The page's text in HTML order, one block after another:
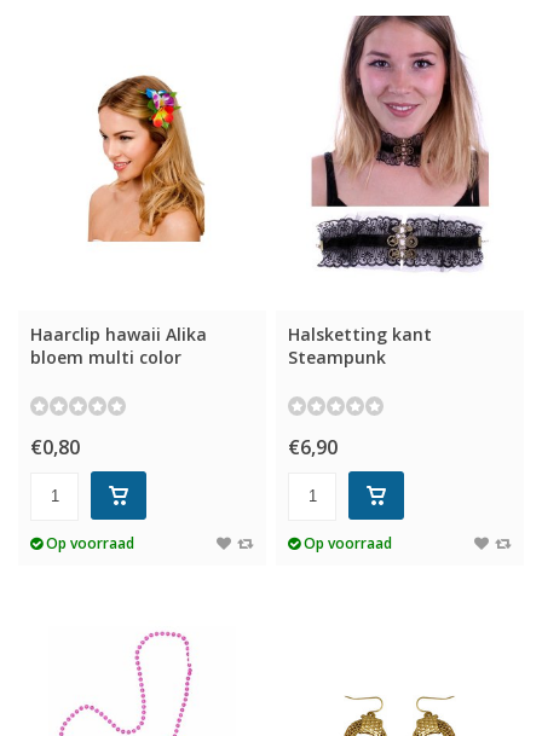
Haarclip hawaii Alika
bloem multi color
€0,80
Op voorraad
Halsketting kant
Steampunk
€6,90
Op voorraad